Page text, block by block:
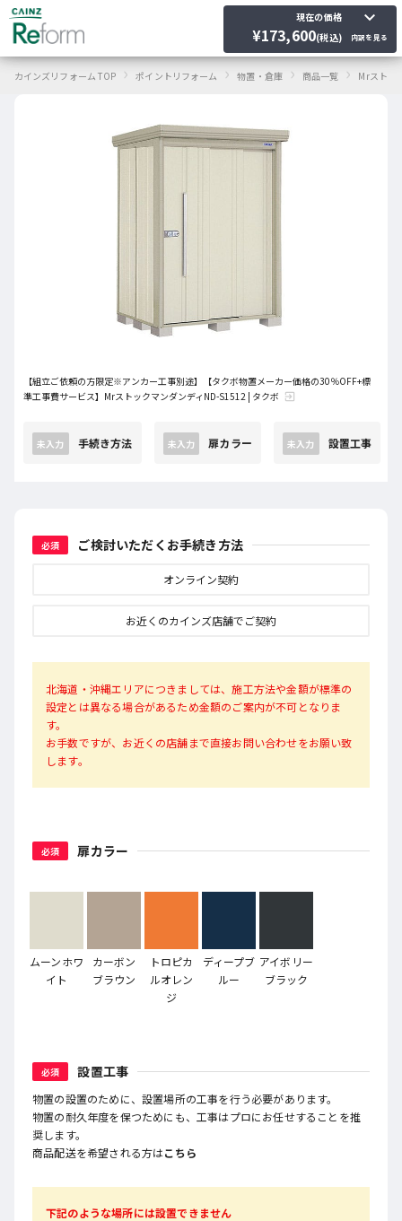
カインズリフォーム TOP › ポイントリフォーム › 物置・倉庫 › 商品一覧 › Mrストッ
【組立ご依頼の方限定※アンカー工事別途】【タクボ物置メーカー価格の30％OFF+標
準工事費サービス】MrストックマンダンディND-S1512 | タクボ exit_to_app
未入力 手続き方法 未入力 扉カラー 未入力 設置工事
必須 ご検討いただくお手続き方法
オンライン契約
お近くのカインズ店舗でご契約
北海道・沖縄エリアにつきましては、施工方法や金額が標準の
設定とは異なる場合があるため金額のご案内が不可となりま
す。
お手数ですが、お近くの店舗まで直接お問い合わせをお願い致
します。
必須 扉カラー
ムーンホワ
イト
カーボン
ブラウン
トロピカ
ルオレン
ジ
ディープブ
ルー
アイボリー
ブラック
必須 設置工事
物置の設置のために、設置場所の工事を行う必要があります。
物置の耐久年度を保つためにも、工事はプロにお任せすることを推
奨します。
商品配送を希望される方はこちら
下記のような場所には設置できません
現在の価格
¥173,600(税込)
keyboard_arrow_down
内訳を見る